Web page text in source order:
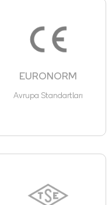
EURONORM
Avrupa Standartları